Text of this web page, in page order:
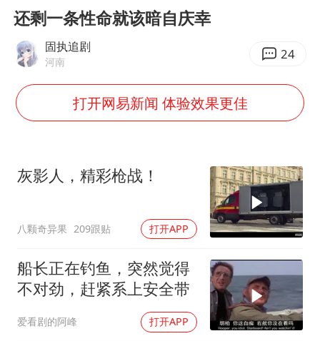
《龙餐馆》 冲奖
新疆一婚礼线上邀请引热议
美将每月供乌爱国者拦截导弹
云南一男子胃中取出180颗铁钉
以军士兵把枪口对准中国记者
“开学三件套”全线暴涨
奋力开创中国式现代化建设新局面
还剩一条性命就该暗自庆幸
固执追剧
河南 24
打开网易新闻 体验效果更佳
灰影人，精彩枪战！
八颗奇异果 209跟贴 打开APP
船长正在钓鱼，突然觉得
不对劲，赶紧系上安全带
爱看剧的阿峰 打开APP